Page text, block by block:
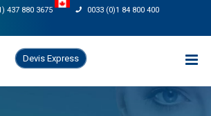
437 880 3675 0033 (0)1 84 800 400
Devis Express